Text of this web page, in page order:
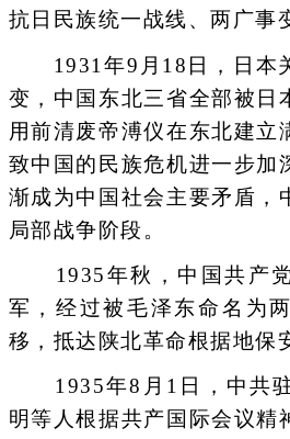
抗日民族统一战线、两广事
1931年9月18日，日本
变，中国东北三省全部被日
用前清废帝溥仪在东北建立
致中国的民族危机进一步加
渐成为中国社会主要矛盾，
局部战争阶段。
1935年秋，中国共产党
军，经过被毛泽东命名为
移，抵达陕北革命根据地保
1935年8月1日，中共驻
明等人根据共产国际会议精